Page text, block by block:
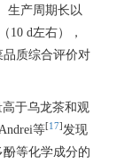
生产周期长以
10 d左右），
质综合评价对
于乌龙茶和观
等[17]发现
等化学成分的